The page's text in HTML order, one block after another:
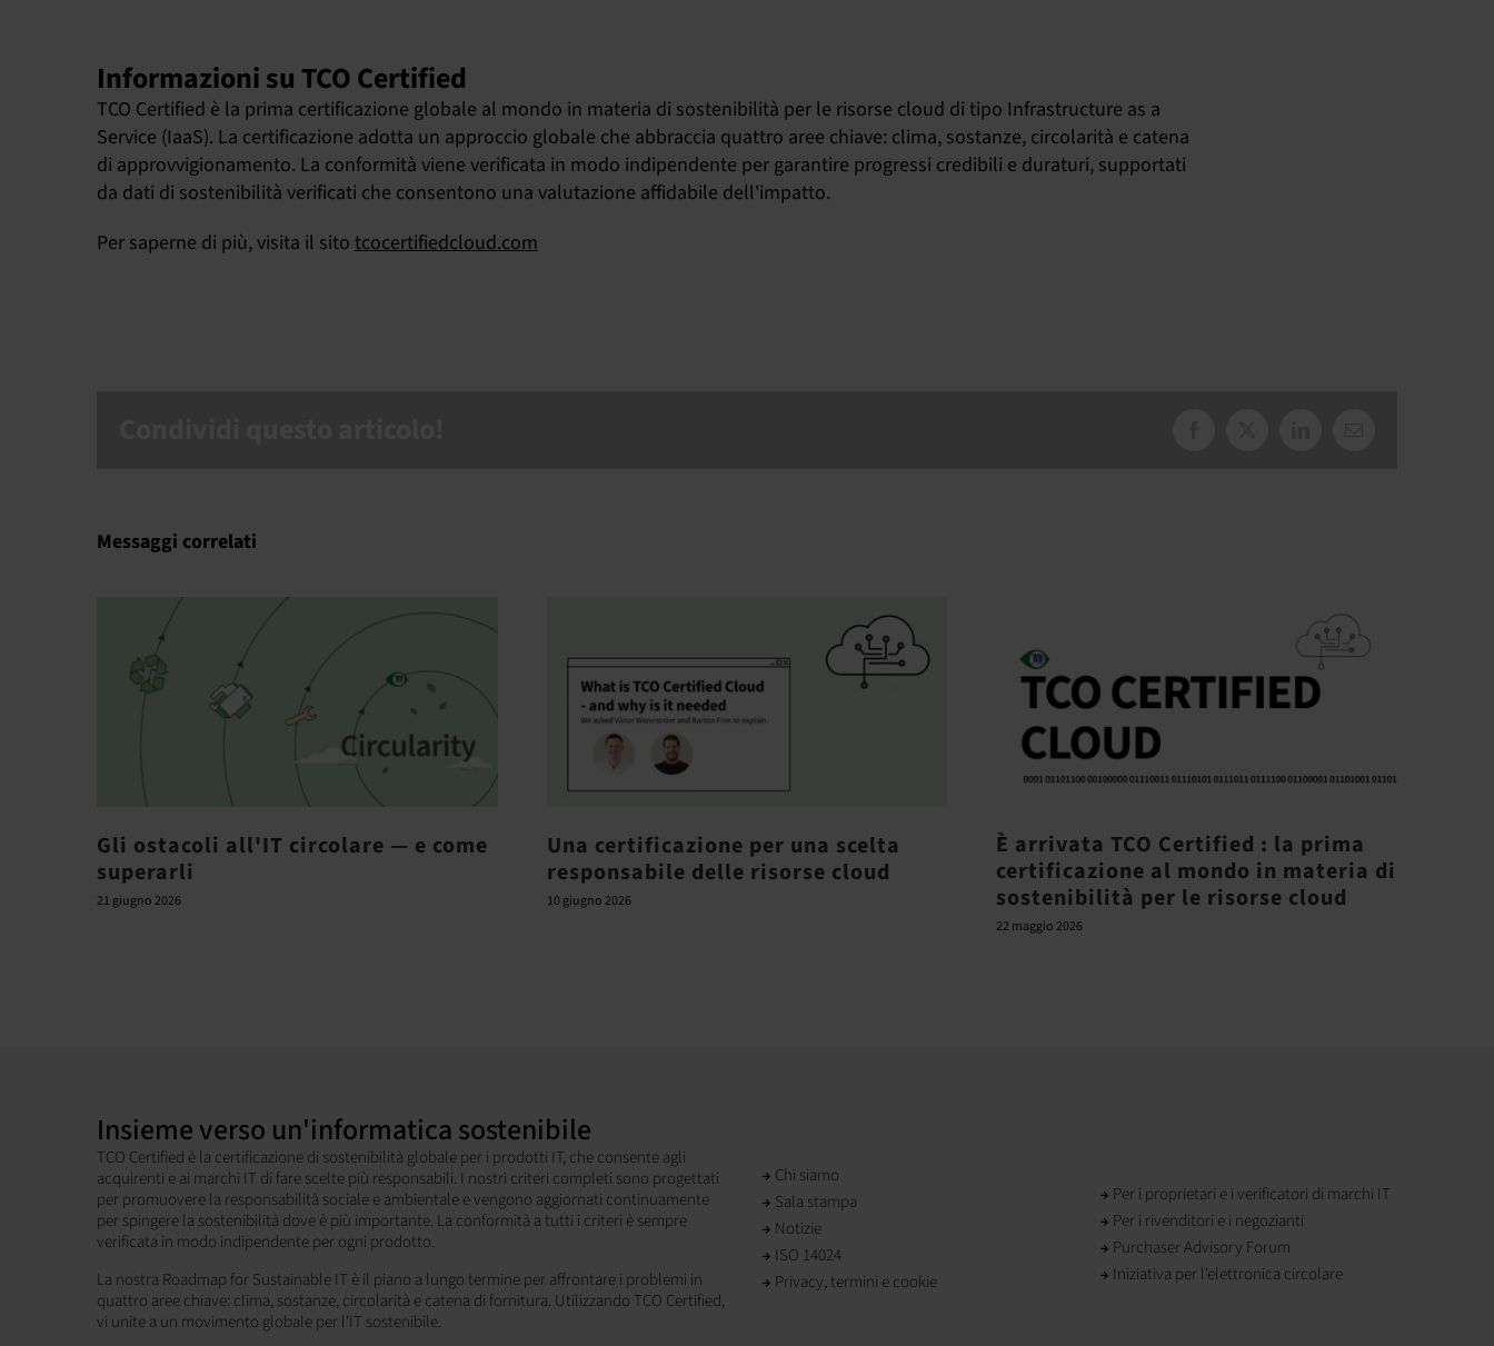
Informazioni su TCO Certified
TCO Certified è la prima certificazione globale al mondo in materia di sostenibilità per le risorse cloud di tipo Infrastructure as a
Service (IaaS). La certificazione adotta un approccio globale che abbraccia quattro aree chiave: clima, sostanze, circolarità e catena
di approvvigionamento. La conformità viene verificata in modo indipendente per garantire progressi credibili e duraturi, supportati
da dati di sostenibilità verificati che consentono una valutazione affidabile dell'impatto.
Per saperne di più, visita il sito tcocertifiedcloud.com
Messaggi correlati
Gli ostacoli all'IT circolare — e come
superarli
21 giugno 2026
Una certificazione per una scelta
responsabile delle risorse cloud
10 giugno 2026
È arrivata TCO Certified : la prima
certificazione al mondo in materia di
sostenibilità per le risorse cloud
22 maggio 2026
Insieme verso un'informatica sostenibile
TCO Certified è la certificazione di sostenibilità globale per i prodotti IT, che consente agli
acquirenti e ai marchi IT di fare scelte più responsabili. I nostri criteri completi sono progettati
per promuovere la responsabilità sociale e ambientale e vengono aggiornati continuamente
per spingere la sostenibilità dove è più importante. La conformità a tutti i criteri è sempre
verificata in modo indipendente per ogni prodotto.
La nostra Roadmap for Sustainable IT è il piano a lungo termine per affrontare i problemi in
quattro aree chiave: clima, sostanze, circolarità e catena di fornitura. Utilizzando TCO Certified,
vi unite a un movimento globale per l'IT sostenibile.
Chi siamo
Sala stampa
Notizie
ISO 14024
Privacy, termini e cookie
Per i proprietari e i verificatori di marchi IT
Per i rivenditori e i negozianti
Purchaser Advisory Forum
Iniziativa per l'elettronica circolare